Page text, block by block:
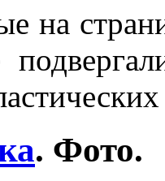
на
. Фото.